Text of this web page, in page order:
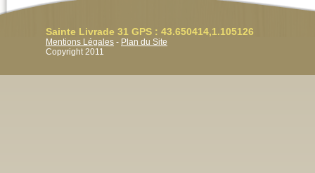
Sainte Livrade 31 GPS : 43.650414,1.105126
Mentions Légales - Plan du Site
Copyright 2011